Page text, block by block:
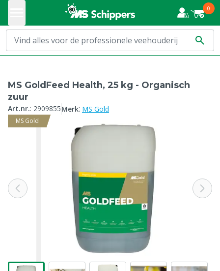
0
MS GoldFeed Health, 25 kg - Organisch
zuur
Art.nr.: 2909855Merk: MS Gold
MS Gold